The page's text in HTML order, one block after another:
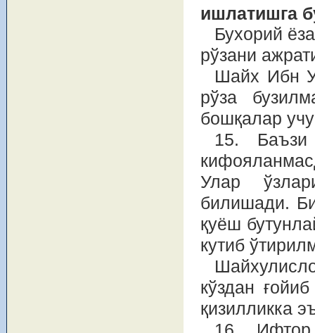
ишлатишга
Бухорий
рўзани
Шайх Ибн
рўза
бошқалар
15. Баъзи
Улар
билишади.
қуёш
кутиб
кўздан
қизилликка